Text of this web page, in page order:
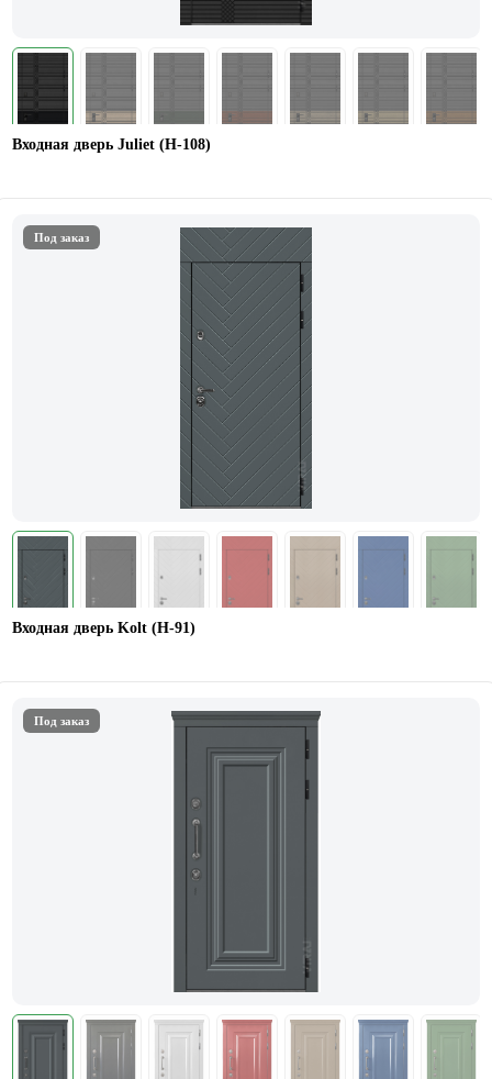
Входная дверь Juliet (Н-108)
Под заказ
Входная дверь Kolt (Н-91)
Под заказ